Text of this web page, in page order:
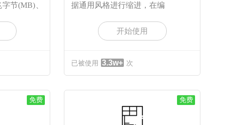
节(MB)、
据通用风格进行缩进，在编
开始使用
已被使用 3.3w+ 次
免费 免费